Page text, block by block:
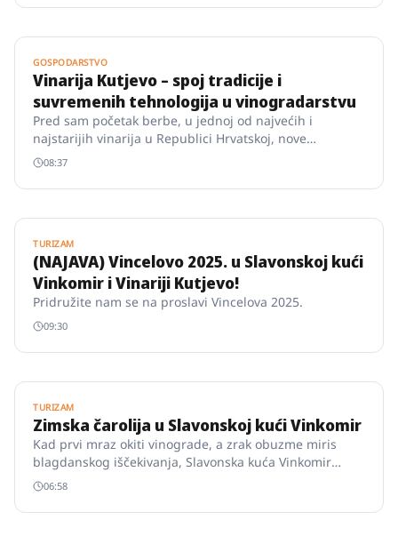
GOSPODARSTVO
Vinarija Kutjevo – spoj tradicije i
suvremenih tehnologija u vinogradarstvu
Pred sam početak berbe, u jednoj od najvećih i
najstarijih vinarija u Republici Hrvatskoj, nove
tehnologije, odnosno njihova šira primjena, otvaraju
nove mogućnosti za napredno praćenje i organizaciju
rada u vinogradu.
08:37
TURIZAM
(NAJAVA) Vincelovo 2025. u Slavonskoj kući
Vinkomir i Vinariji Kutjevo!
Pridružite nam se na proslavi Vincelova 2025.
09:30
TURIZAM
Zimska čarolija u Slavonskoj kući Vinkomir
Kad prvi mraz okiti vinograde, a zrak obuzme miris
blagdanskog iščekivanja, Slavonska kuća Vinkomir
postaje mjesto gdje zima poprima posebnu toplinu.
06:58